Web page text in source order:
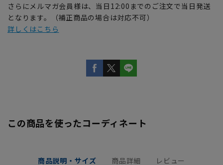
さらにメルマガ会員様は、当日12:00までのご注文で当日発送
となります。（補正商品の場合は対応不可）
詳しくはこちら
この商品を使ったコーディネート
商品説明・サイズ 商品詳細 レビュー